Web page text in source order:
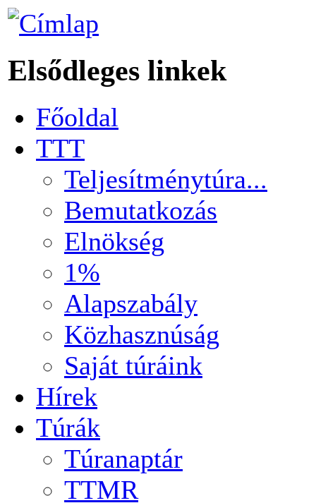
Elsődleges linkek
Főoldal
TTT
Teljesítménytúra...
Bemutatkozás
Elnökség
1%
Alapszabály
Közhasznúság
Saját túráink
Hírek
Túrák
Túranaptár
TTMR